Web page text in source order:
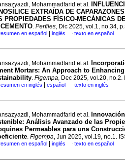
Mohammadfarid et al.
EXTRAÍDA DE
PROPIEDADES FÍSICO-MECÁNICAS
. Perfiles, Dic 2025, vol.1, no.34,
en español inglés · texto en español
Mohammadfarid et al.
Mortars: An Approach to
. Figempa, Dec 2025, vol.20,
en inglés español · texto en inglés
Mohammadfarid et al.
Análisis Avanzado de las
Permeables para una
. Figempa, Jun 2025, vol.19, no.1.
en español inglés · texto en español